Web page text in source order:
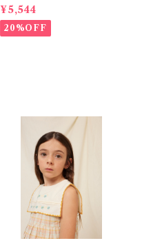
e Dog all over body /9-12
m
¥5,544
20%OFF